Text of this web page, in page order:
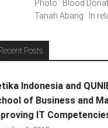
Photo : Blood
Tanah Abang In
Posts
Indonesia and
of Business and
IT